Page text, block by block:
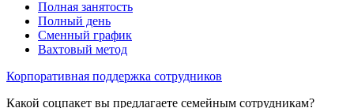
Полная занятость
Полный день
Сменный график
Вахтовый метод
Корпоративная поддержка сотрудников
Какой соцпакет вы предлагаете семейным сотрудникам?